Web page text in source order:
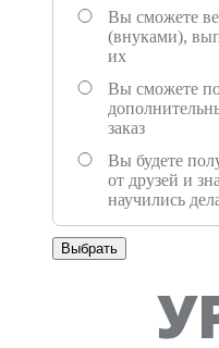
Вы сможете
(внуками),
их
Вы сможете
заказ
Вы будете
от друзей и
научились
Выбрать